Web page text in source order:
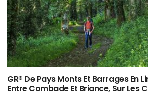
GR® De Pays Monts Et Barrages En
Entre Combade Et Briance, Sur Les